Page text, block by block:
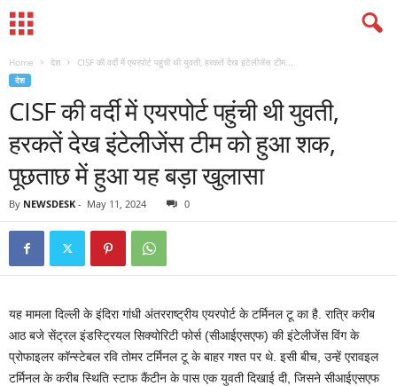
Home देश CISF की वर्दी में एयरपोर्ट पहुंची थी युवती, हरकतें देख इंटेलीजेंस टीम...
देश
CISF की वर्दी में एयरपोर्ट पहुंची थी युवती,
हरकतें देख इंटेलीजेंस टीम को हुआ शक,
पूछताछ में हुआ यह बड़ा खुलासा
By NEWSDESK - May 11, 2024 0
यह मामला दिल्‍ली के इंदिरा गांधी अंतरराष्‍ट्रीय एयरपोर्ट के टर्मिनल टू का है. रात्रि करीब
आठ बजे सेंट्रल इंडस्ट्रियल सिक्‍योरिटी फोर्स (सीआईएसएफ) की इंटेलीजेंस विंग के
प्रोफाइलर कॉन्‍स्‍टेबल रवि तोमर टर्मिनल टू के बाहर गश्‍त पर थे. इसी बीच, उन्‍हें एरावइल
टर्मिनल के करीब स्थिति स्‍टाफ कैंटीन के पास एक युवती दिखाई दी, जिसने सीआईएसएफ